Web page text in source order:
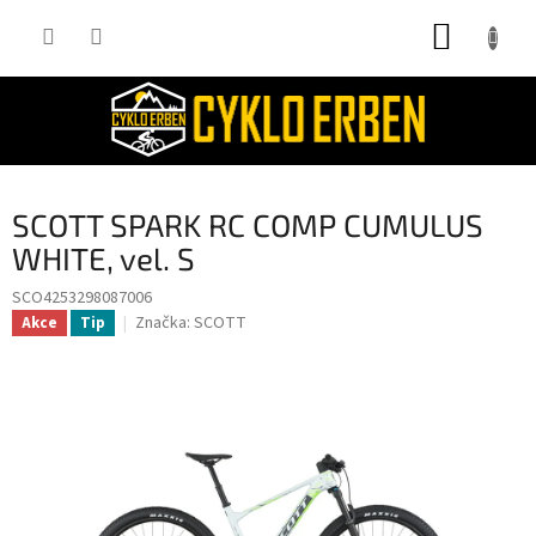
SCOTT SPARK RC COMP CUMULUS
WHITE, vel. S
SCO4253298087006
Akce Tip Značka: SCOTT